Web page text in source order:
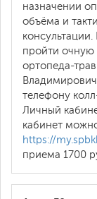
назначении
объёма и
пройти очную
ортопеда-
телефону
Личный
кабинет
https://
приема 1700